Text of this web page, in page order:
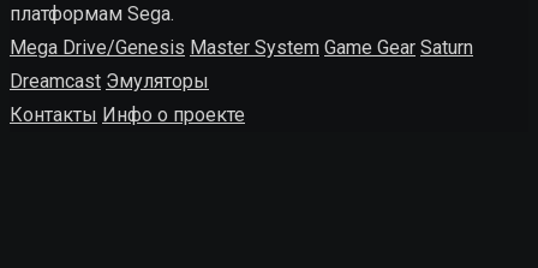
платформам Sega.
Mega Drive/Genesis Master System Game Gear Saturn
Dreamcast Эмуляторы
Контакты Инфо о проекте